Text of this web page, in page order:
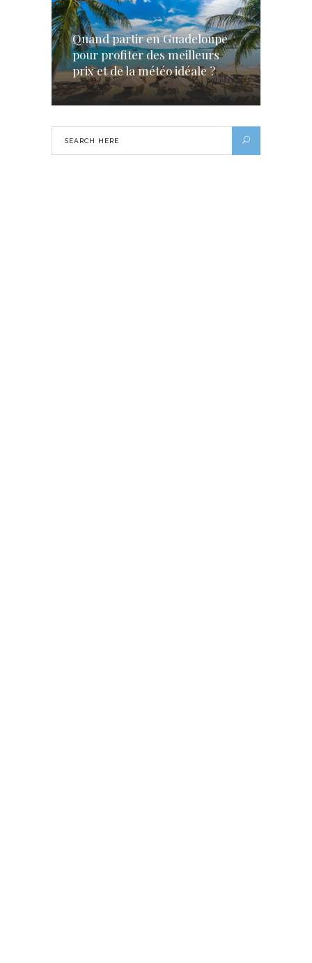
Quand partir en Guadeloupe
pour profiter des meilleurs
prix et de la météo idéale ?